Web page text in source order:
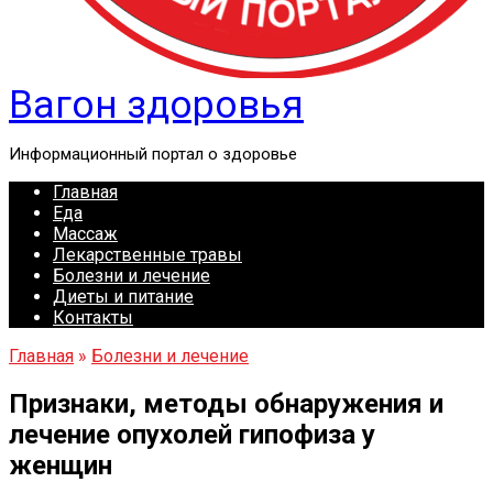
Вагон здоровья
Информационный портал о здоровье
Главная
Еда
Массаж
Лекарственные травы
Болезни и лечение
Диеты и питание
Контакты
Главная » Болезни и лечение
Признаки, методы обнаружения и
лечение опухолей гипофиза у
женщин